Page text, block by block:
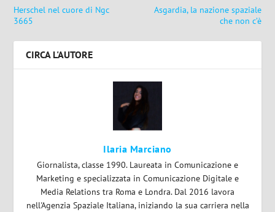
Herschel nel cuore di Ngc
3665
Asgardia, la nazione spaziale
che non c’è
CIRCA L'AUTORE
Ilaria Marciano
Giornalista, classe 1990. Laureata in Comunicazione e
Marketing e specializzata in Comunicazione Digitale e
Media Relations tra Roma e Londra. Dal 2016 lavora
nell'Agenzia Spaziale Italiana, iniziando la sua carriera nella